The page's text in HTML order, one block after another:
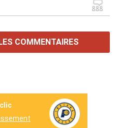
COMMENTAIRES